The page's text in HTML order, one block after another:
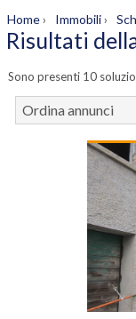
Home› Immobili›
Risultati
Sono presenti 10
Ordina annunci